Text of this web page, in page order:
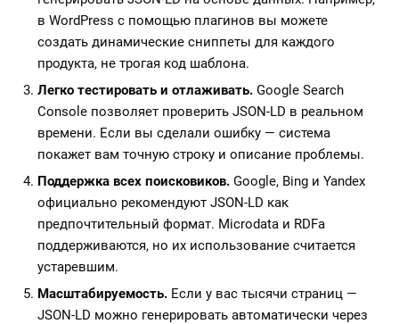
в WordPress с помощью плагинов вы можете
создать динамические сниппеты для каждого
продукта, не трогая код шаблона.
Легко тестировать и отлаживать. Google Search
Console позволяет проверить JSON-LD в реальном
времени. Если вы сделали ошибку — система
покажет вам точную строку и описание проблемы.
Поддержка всех поисковиков. Google, Bing и Yandex
официально рекомендуют JSON-LD как
предпочтительный формат. Microdata и RDFa
поддерживаются, но их использование считается
устаревшим.
Масштабируемость. Если у вас тысячи страниц —
JSON-LD можно генерировать автоматически через